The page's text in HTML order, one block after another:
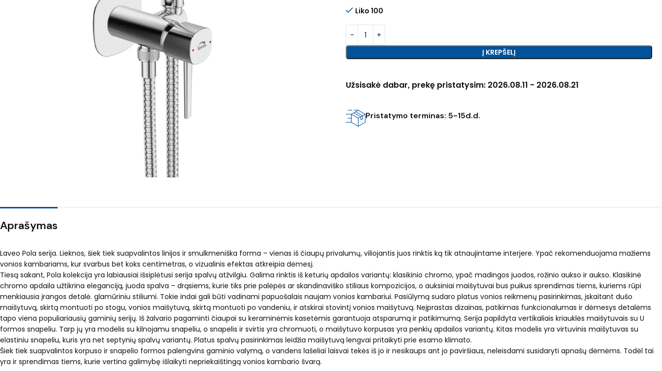
Liko 100
Į KREPŠELĮ
Užsisakė dabar, prekę pristatysim: 2026.08.11 - 2026.08.21
Pristatymo terminas: 5-15d.d.
Aprašymas
Laveo Pola serija. Lieknos, šiek tiek suapvalintos linijos ir smulkmeniška forma – vienas iš čiaupų privalumų, viliojantis juos rinktis ką tik atnaujintame interjere. Ypač rekomenduojama mažiems
vonios kambariams, kur svarbus bet koks centimetras, o vizualinis efektas atkreipia dėmesį.
Tiesą sakant, Pola kolekcija yra labiausiai išsiplėtusi serija spalvų atžvilgiu. Galima rinktis iš keturių apdailos variantų: klasikinio chromo, ypač madingos juodos, rožinio aukso ir aukso. Klasikinė
chromo apdaila užtikrina eleganciją, juoda spalva – drąsiems, kurie tiks prie palėpės ar skandinaviško stiliaus kompozicijos, o auksiniai maišytuvai bus puikus sprendimas tiems, kuriems rūpi
menkiausia įrangos detalė. glamūriniu stiliumi. Tokie indai gali būti vadinami papuošalais naujam vonios kambariui. Pasiūlymą sudaro platus vonios reikmenų pasirinkimas, įskaitant dušo
maišytuvą, skirtą montuoti po stogu, vonios maišytuvą, skirtą montuoti po vandeniu, ir atskirai stovintį vonios maišytuvą. Neįprastas dizainas, patikimas funkcionalumas ir dėmesys detalėms
tapo viena populiariausių gaminių serijų. Iš žalvario pagaminti čiaupai su keraminėmis kasetėmis garantuoja atsparumą ir patikimumą. Serija papildyta vertikaliais kriauklės maišytuvais su U
formos snapeliu. Tarp jų yra modelis su kilnojamu snapeliu, o snapelis ir svirtis yra chromuoti, o maišytuvo korpusas yra penkių apdailos variantų. Kitas modelis yra virtuvinis maišytuvas su
elastiniu snapeliu, kuris yra net septynių spalvų variantų. Platus spalvų pasirinkimas leidžia maišytuvą lengvai pritaikyti prie esamo klimato.
Šiek tiek suapvalintos korpuso ir snapelio formos palengvins gaminio valymą, o vandens lašeliai laisvai tekės iš jo ir nesikaups ant jo paviršiaus, neleisdami susidaryti apnašų dėmėms. Todėl tai
yra ir sprendimas tiems, kurie vertina galimybę išlaikyti nepriekaištingą vonios kambario švarą.